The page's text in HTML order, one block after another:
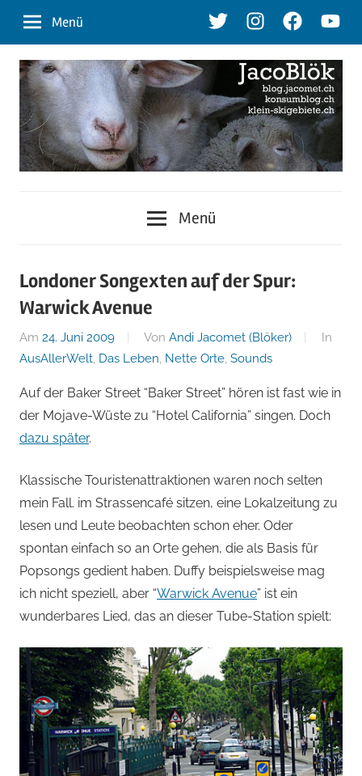
Inhalt
TwitterInstagramFacebook
Menü
der
Blog
von
Andi
Jacomet
klein-
Menü
Londoner Songexten auf der Spur:
Warwick Avenue
Am 24. Juni 2009 Von Andi Jacomet (Blöker)
In
AusAllerWelt, Das Leben, Nette Orte, Sounds
Auf der Baker Street “Baker Street” hören ist fast wie in
der Mojave-Wüste zu “Hotel California” singen. Doch
dazu später.
Klassische Touristenattraktionen waren noch selten
mein Fall. im Strassencafé sitzen, eine Lokalzeitung zu
lesen und Leute beobachten schon eher. Oder
spontan einfach so an Orte gehen, die als Basis für
Popsongs gedient haben. Duffy beispielsweise mag
ich nicht speziell, aber “Warwick Avenue” ist ein
wunderbares Lied, das an dieser Tube-Station spielt: